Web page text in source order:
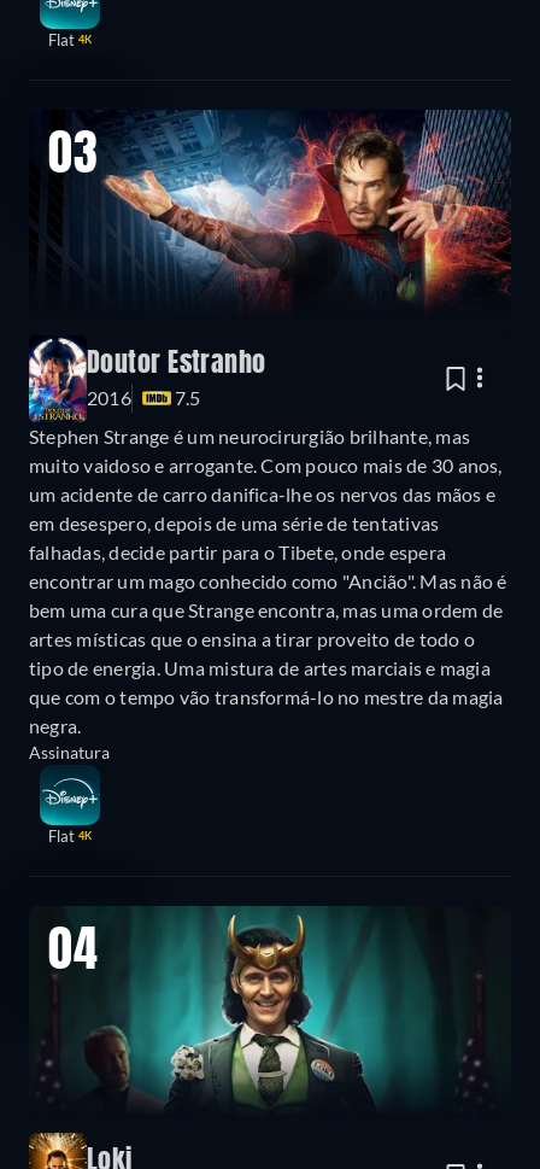
Flat 4K
03
Doutor Estranho
2016
7.5
Stephen Strange é um neurocirurgião brilhante, mas
muito vaidoso e arrogante. Com pouco mais de 30 anos,
um acidente de carro danifica-lhe os nervos das mãos e
em desespero, depois de uma série de tentativas
falhadas, decide partir para o Tibete, onde espera
encontrar um mago conhecido como "Ancião". Mas não é
bem uma cura que Strange encontra, mas uma ordem de
artes místicas que o ensina a tirar proveito de todo o
tipo de energia. Uma mistura de artes marciais e magia
que com o tempo vão transformá-lo no mestre da magia
negra.
Assinatura
Flat 4K
04
Loki